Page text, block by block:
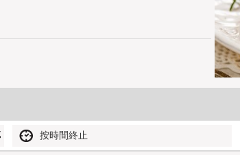
按時間終止